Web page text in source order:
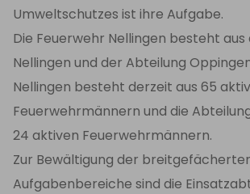
Umweltschutzes ist ihre Aufgabe.
Die Feuerwehr Nellingen besteht
Nellingen und der Abteilung
Nellingen besteht derzeit aus 65
Feuerwehrmännern und die
24 aktiven Feuerwehrmännern.
Zur Bewältigung der
Aufgabenbereiche sind die